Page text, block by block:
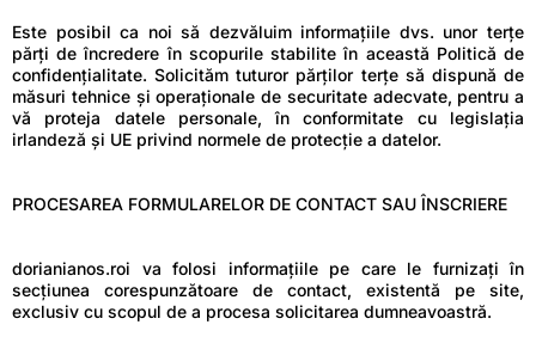
Este posibil ca noi să dezvăluim informațiile dvs. unor terțe
părți de încredere în scopurile stabilite în această Politică de
confidențialitate. Solicităm tuturor părților terțe să dispună de
măsuri tehnice și operaționale de securitate adecvate, pentru a
vă proteja datele personale, în conformitate cu legislația
irlandeză și UE privind normele de protecție a datelor.
PROCESAREA FORMULARELOR DE CONTACT SAU ÎNSCRIERE
dorianianos.roi va folosi informațiile pe care le furnizați în
secțiunea corespunzătoare de contact, existentă pe site,
exclusiv cu scopul de a procesa solicitarea dumneavoastră.